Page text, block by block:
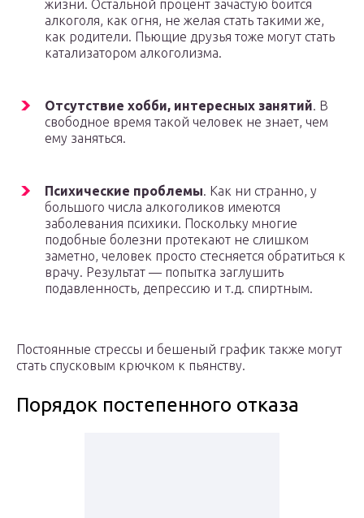
жизни. Остальной процент зачастую боится
алкоголя, как огня, не желая стать такими же,
как родители. Пьющие друзья тоже могут стать
катализатором алкоголизма.
Отсутствие хобби, интересных занятий. В
свободное время такой человек не знает, чем
ему заняться.
Психические проблемы. Как ни странно, у
большого числа алкоголиков имеются
заболевания психики. Поскольку многие
подобные болезни протекают не слишком
заметно, человек просто стесняется обратиться к
врачу. Результат — попытка заглушить
подавленность, депрессию и т.д. спиртным.
Постоянные стрессы и бешеный график также могут
стать спусковым крючком к пьянству.
Порядок постепенного отказа